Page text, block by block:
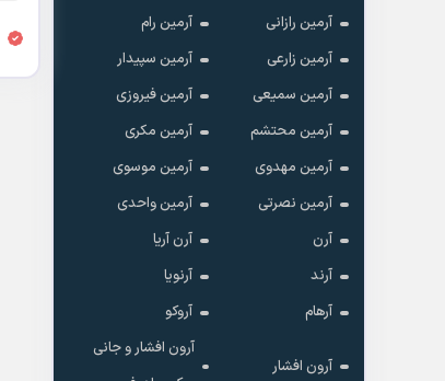
آرمین رازانی
آرمین رام
آرمین زارعی
آرمین سپیدار
آرمین سمیعی
آرمین فیروزی
آرمین محتشم
آرمین مکری
آرمین مهدوی
آرمین موسوی
آرمین نصرتی
آرمین واحدی
آرن
آرن آریا
آرند
آرنویا
آرهام
آروکو
آرون افشار
آرون افشار و جانی